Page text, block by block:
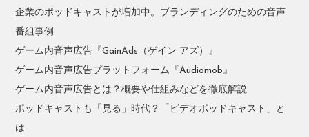
企業のポッドキャストが増加中。ブランディングのための音声
番組事例
ゲーム内音声広告『GainAds（ゲイン アズ）』
ゲーム内音声広告プラットフォーム『Audiomob』
ゲーム内音声広告とは？概要や仕組みなどを徹底解説
ポッドキャストも「見る」時代？「ビデオポッドキャスト」と
は